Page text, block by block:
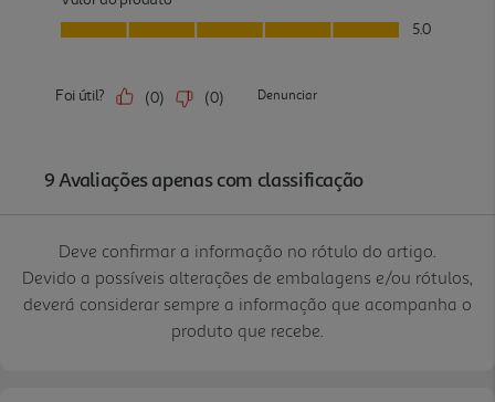
Deve confirmar a informação no rótulo do artigo.
Devido a possíveis alterações de embalagens e/ou rótulos,
deverá considerar sempre a informação que acompanha o
produto que recebe.